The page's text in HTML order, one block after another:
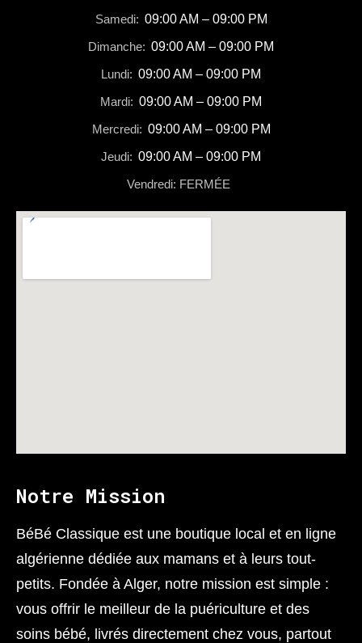
Samedi: 09:00 AM – 09:00 PM
Dimanche: 09:00 AM – 09:00 PM
Lundi: 09:00 AM – 09:00 PM
Mardi: 09:00 AM – 09:00 PM
Mercredi: 09:00 AM – 09:00 PM
Jeudi: 09:00 AM – 09:00 PM
Vendredi: FERMÉE
Notre Mission
BéBé Classique est une boutique local et en ligne
algérienne dédiée aux mamans et à leurs tout-
petits. Fondée à Alger, notre mission est simple :
vous offrir le meilleur de la puériculture et des
soins bébé, livrés directement chez vous, partout